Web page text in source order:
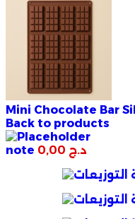
Mini Chocolate Bar
Back to products
note
د.ج